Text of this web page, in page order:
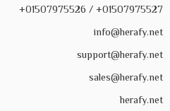
01507975527+ / 01507975526+
info@herafy.net
support@herafy.net
sales@herafy.net
herafy.net